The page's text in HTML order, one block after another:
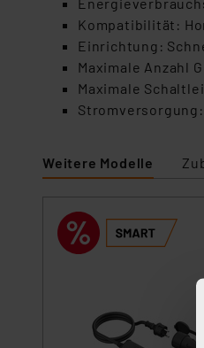
Kompatibilität:
Einrichtung:
Maximale Anzahl
Maximale
Stromversorgung:
Weitere Modelle